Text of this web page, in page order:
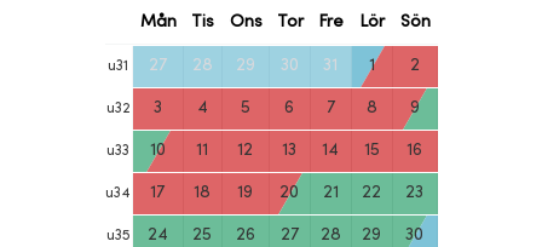
Mån Tis Ons Tor Fre Lör Sön
u31 27 28 29 30 31 1 2
u32 3 4 5 6 7 8 9
u33 10 11 12 13 14 15 16
u34 17 18 19 20 21 22 23
u35 24 25 26 27 28 29 30